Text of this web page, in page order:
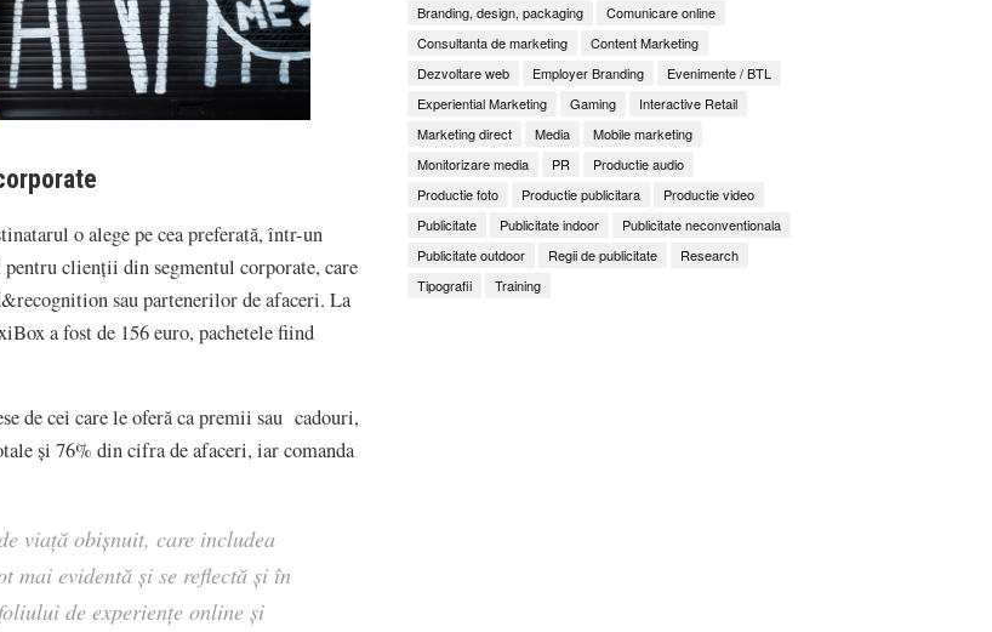
o alege pe cea preferată, într-un
clienții din segmentul corporate, care
sau partenerilor de afaceri. La
a fost de 156 euro, pachetele fiind
de cei care le oferă ca premii sau cadouri,
și 76% din cifra de afaceri, iar comanda
viață obișnuit, care includea
mai evidentă și se reflectă și în
de experiențe online și
Branding, design, packaging
Comunicare online
Consultanta de marketing
Content Marketing
Dezvoltare web
Employer Branding
Evenimente / BTL
Experiential Marketing
Gaming
Interactive Retail
Marketing direct
Media
Mobile marketing
Monitorizare media
PR
Productie audio
Productie foto
Productie publicitara
Productie video
Publicitate
Publicitate indoor
Publicitate neconventionala
Publicitate outdoor
Regii de publicitate
Research
Tipografii
Training